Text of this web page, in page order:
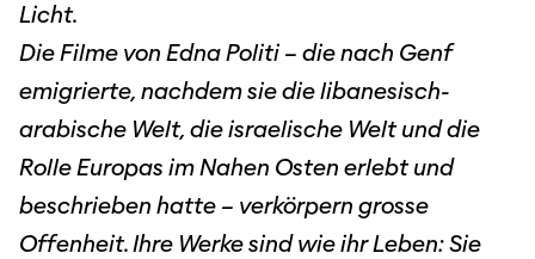
Licht.
Die Filme von Edna Politi – die nach Genf
emigrierte, nachdem sie die libanesisch-
arabische Welt, die israelische Welt und die
Rolle Europas im Nahen Osten erlebt und
beschrieben hatte – verkörpern grosse
Offenheit. Ihre Werke sind wie ihr Leben: Sie